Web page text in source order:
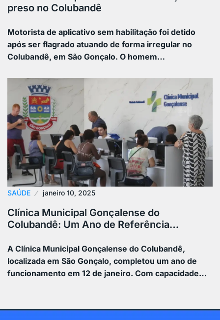
preso no Colubandê
Motorista de aplicativo sem habilitação foi detido
após ser flagrado atuando de forma irregular no
Colubandê, em São Gonçalo. O homem…
SAÚDE janeiro 10, 2025
Clínica Municipal Gonçalense do
Colubandê: Um Ano de Referência…
A Clínica Municipal Gonçalense do Colubandê,
localizada em São Gonçalo, completou um ano de
funcionamento em 12 de janeiro. Com capacidade…